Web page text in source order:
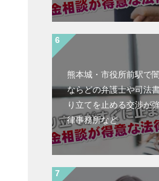
熊本城・市役所前駅で
ならどの弁護士や司法
り立てを止める交渉が
律事務所など